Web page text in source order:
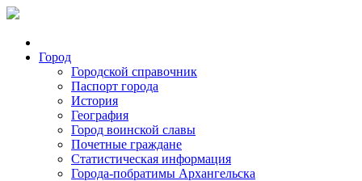
Город
Городской справочник
Паспорт города
История
География
Город воинской славы
Почетные граждане
Статистическая информация
Города-побратимы Архангельска